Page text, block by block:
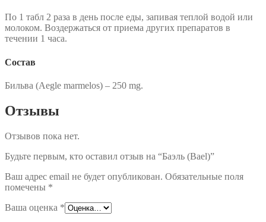
По 1 табл 2 раза в день после еды, запивая теплой водой или
молоком. Воздержаться от приема других препаратов в
течении 1 часа.
Состав
Бильва (Aegle marmelos) – 250 mg.
Отзывы
Отзывов пока нет.
Будьте первым, кто оставил отзыв на “Баэль (Bael)”
Ваш адрес email не будет опубликован. Обязательные поля
помечены *
Ваша оценка *